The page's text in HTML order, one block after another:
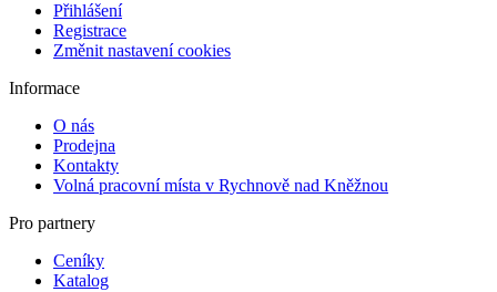
Přihlášení
Registrace
Změnit nastavení cookies
Informace
O nás
Prodejna
Kontakty
Volná pracovní místa v Rychnově nad Kněžnou
Pro partnery
Ceníky
Katalog